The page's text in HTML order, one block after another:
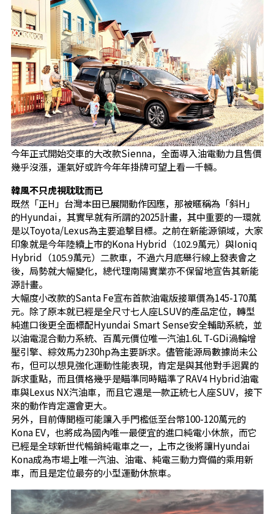
今年正式開始交車的大改款Sienna，全面導入油電動力且售價
幾乎沒漲，運氣好或許今年年掛牌可望上看一千輛。
韓風不只虎視耽耽而已
既然「正H」台灣本田已展開動作因應，那被暱稱為「斜H」
的Hyundai，其實早就有所謂的2025計畫，其中重要的一環就
是以Toyota/Lexus為主要追擊目標。之前在新能源領域，大家
印象就是今年陸續上市的Kona Hybrid（102.9萬元）與Ioniq
Hybrid（105.9萬元）二款車，不過六月底舉行線上發表會之
後，局勢就大幅變化，總代理南陽實業亦不保留地宣告其新能
源計畫。
大幅度小改款的Santa Fe宣布首款油電版接單價為145-170萬
元。除了原本就已經是全尺寸七人座LSUV的產品定位，轉型
純進口後更全面標配Hyundai Smart Sense安全輔助系統，並
以油電混合動力系統、百萬元價位唯一汽油1.6L T-GDi渦輪增
壓引擎、綜效馬力230hp為主要訴求。儘管能源局數據尚未公
布，但可以想見強化運動性能表現，肯定是與其他對手迥異的
訴求重點，而且價格幾乎是瞄準同時瞄準了RAV4 Hybrid油電
車與Lexus NX汽油車，而且它還是一款正統七人座SUV，接下
來的動作肯定還會更大。
另外，目前傳聞極可能讓入手門檻低至台幣100-120萬元的
Kona EV，也將成為國內唯一最便宜的進口純電小休旅，而它
已經是全球新世代暢銷純電車之一，上市之後將讓Hyundai
Kona成為市場上唯一汽油、油電、純電三動力齊備的乘用新
車，而且是定位最夯的小型運動休旅車。